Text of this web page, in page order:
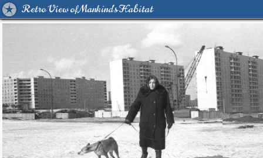
Retro View of Mankind's Habitat